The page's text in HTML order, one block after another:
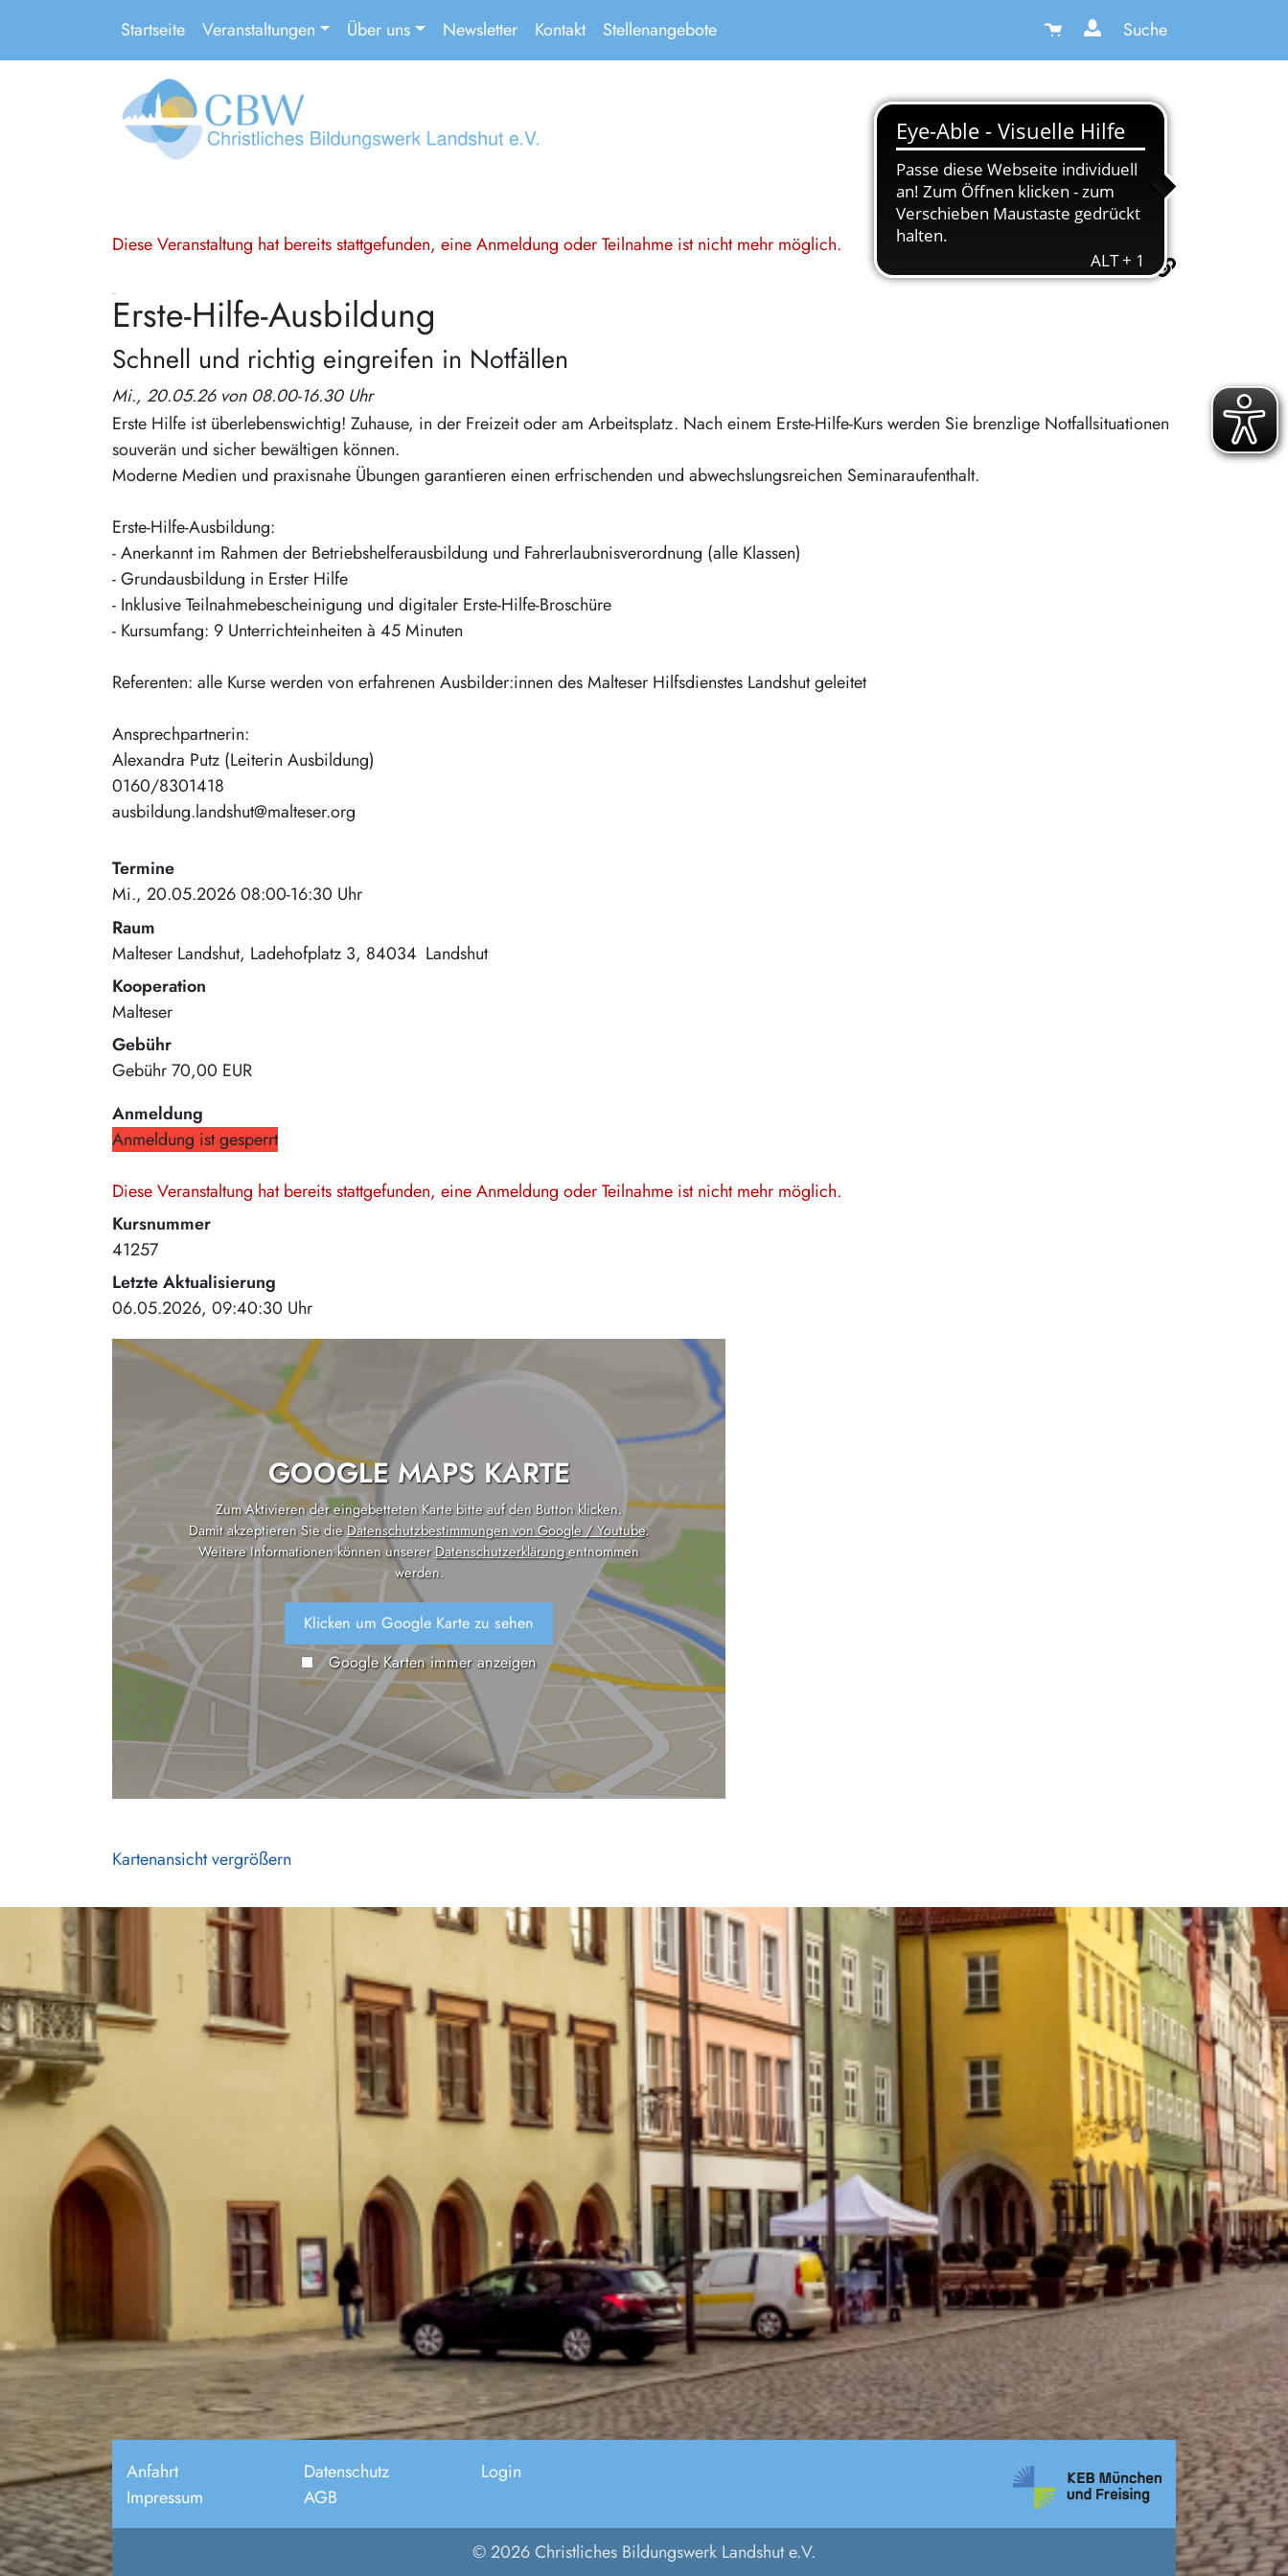
Startseite Veranstaltungen Über uns Newsletter Kontakt Stellenangebote Suche
Diese Veranstaltung hat bereits stattgefunden, eine Anmeldung oder Teilnahme ist nicht mehr möglich.
Erste-Hilfe-Ausbildung
Schnell und richtig eingreifen in Notfällen
Mi., 20.05.26 von 08.00-16.30 Uhr
Erste Hilfe ist überlebenswichtig! Zuhause, in der Freizeit oder am Arbeitsplatz. Nach einem Erste-Hilfe-Kurs werden Sie brenzlige Notfallsituationen
souverän und sicher bewältigen können.
Moderne Medien und praxisnahe Übungen garantieren einen erfrischenden und abwechslungsreichen Seminaraufenthalt.
Erste-Hilfe-Ausbildung:
- Anerkannt im Rahmen der Betriebshelferausbildung und Fahrerlaubnisverordnung (alle Klassen)
- Grundausbildung in Erster Hilfe
- Inklusive Teilnahmebescheinigung und digitaler Erste-Hilfe-Broschüre
- Kursumfang: 9 Unterrichteinheiten à 45 Minuten
Referenten: alle Kurse werden von erfahrenen Ausbilder:innen des Malteser Hilfsdienstes Landshut geleitet
Ansprechpartnerin:
Alexandra Putz (Leiterin Ausbildung)
0160/8301418
ausbildung.landshut@malteser.org
Termine
Mi., 20.05.2026 08:00-16:30 Uhr
Raum
Malteser Landshut Ladehofplatz 3 84034 Landshut
Kooperation
Malteser
Gebühr
Gebühr70,00 EUR
Anmeldung
Anmeldung ist gesperrt
Diese Veranstaltung hat bereits stattgefunden, eine Anmeldung oder Teilnahme ist nicht mehr möglich.
Kursnummer
41257
Letzte Aktualisierung
06.05.2026, 09:40:30 Uhr
GOOGLE MAPS KARTE
Zum Aktivieren der eingebetteten Karte bitte auf den Button klicken.
Damit akzeptieren Sie dieDatenschutzbestimmungen von Google / Youtube.
Weitere Informationen können unsererDatenschutzerklärungentnommen
werden.
Klicken um Google Karte zu sehen
Google Karten immer anzeigen
Kartenansicht vergrößern
Anfahrt
Impressum
Datenschutz
AGB
Login
© 2026 Christliches Bildungswerk Landshut e.V.